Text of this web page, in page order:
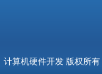
计算机硬件开发版权所有